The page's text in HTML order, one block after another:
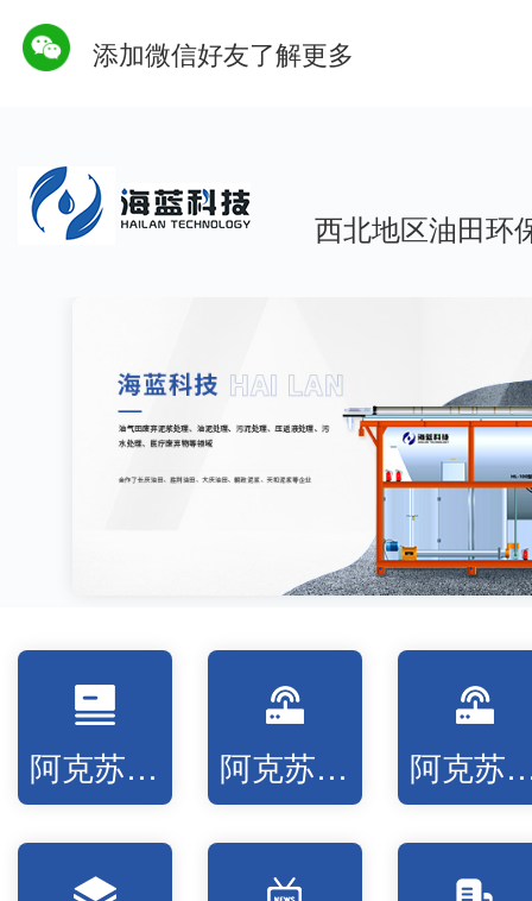
添加微信好友了解更多
西北地区油田环
阿克苏固液分离设备 阿克苏低温蒸发设备 阿克苏高